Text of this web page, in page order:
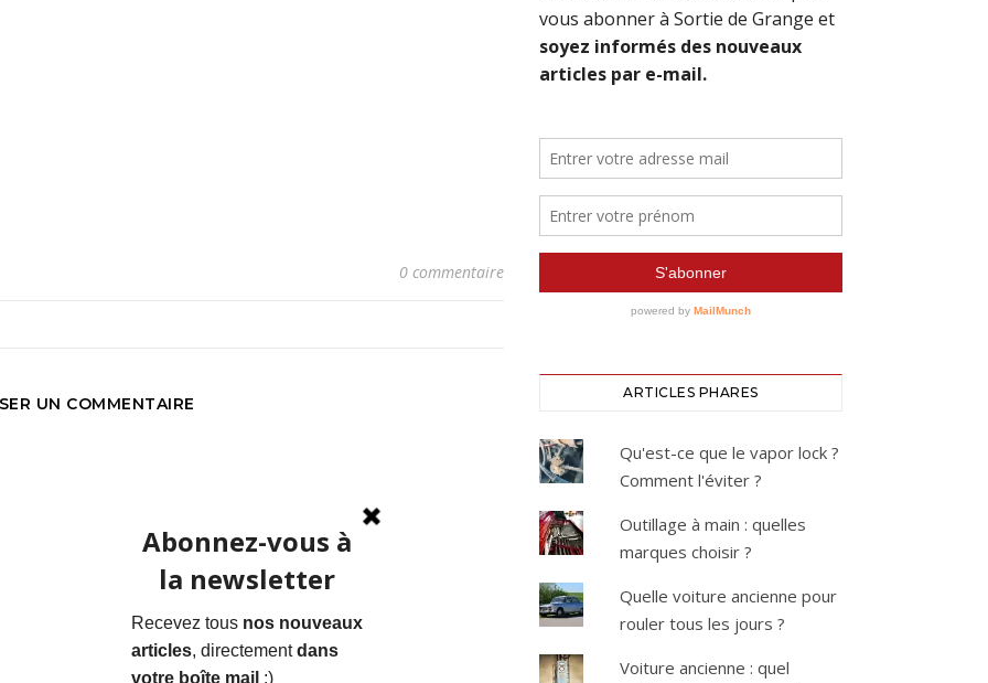
0 commentaire
UN COMMENTAIRE
ARTICLES PHARES
Qu'est-ce que le vapor lock ?
Comment l'éviter ?
Outillage à main : quelles
marques choisir ?
Quelle voiture ancienne pour
rouler tous les jours ?
Voiture ancienne : quel